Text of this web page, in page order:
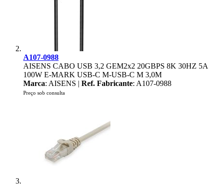
A107-0988
AISENS CABO USB 3,2 GEM2x2 20GBPS 8K 30HZ 5A
100W E-MARK USB-C M-USB-C M 3,0M
Marca: AISENS | Ref. Fabricante: A107-0988
Preço sob consulta